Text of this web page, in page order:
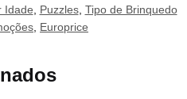
Idade, Puzzles, Tipo de Brinquedo
, Europrice